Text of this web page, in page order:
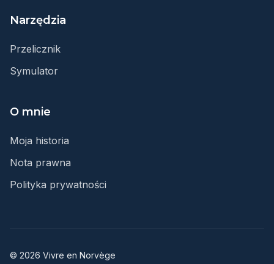
Narzędzia
Przelicznik
Symulator
O mnie
Moja historia
Nota prawna
Polityka prywatności
© 2026 Vivre en Norvège